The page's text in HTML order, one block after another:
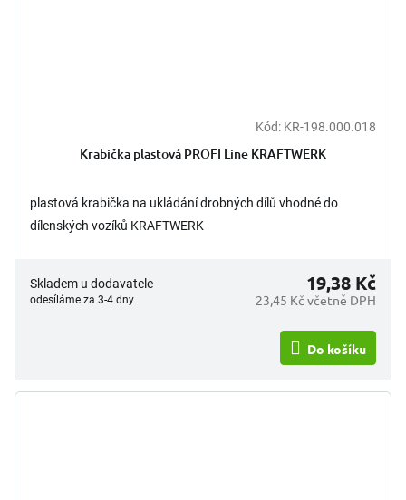
Kód: KR-198.000.018
Krabička plastová PROFI Line KRAFTWERK
plastová krabička na ukládání drobných dílů vhodné do
dílenských vozíků KRAFTWERK
Skladem u dodavatele
odesíláme za 3-4 dny 23,45 Kč včetně DPH
19,38 Kč
Do košíku